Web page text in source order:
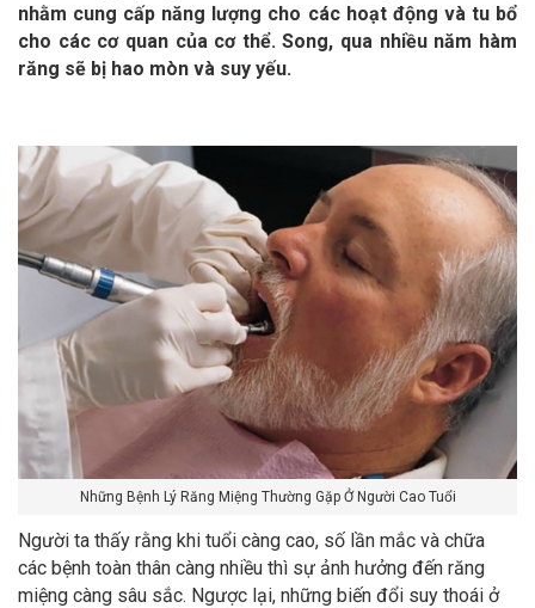
nhằm cung cấp năng lượng cho các hoạt động và tu bổ
cho các cơ quan của cơ thể. Song, qua nhiều năm hàm
răng sẽ bị hao mòn và suy yếu.
Những Bệnh Lý Răng Miệng Thường Gặp Ở Người Cao Tuổi
Người ta thấy rằng khi tuổi càng cao, số lần mắc và chữa
các bệnh toàn thân càng nhiều thì sự ảnh hưởng đến răng
miệng càng sâu sắc. Ngược lại, những biến đổi suy thoái ở